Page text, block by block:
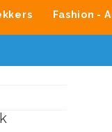
Fashion -